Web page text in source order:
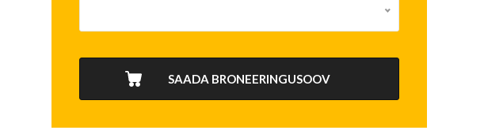
SAADA BRONEERINGUSOOV